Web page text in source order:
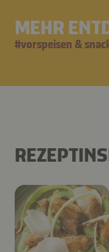
MEHR
#vorspeisen &